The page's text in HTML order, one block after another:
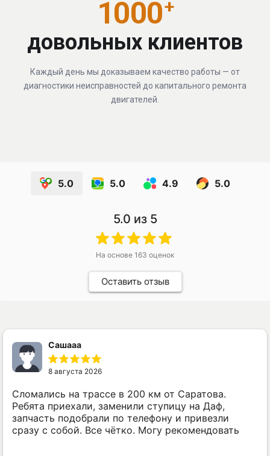
1000+
довольных клиентов
Каждый день мы доказываем качество работы — от
диагностики неисправностей до капитального ремонта
двигателей.
5.0 5.0 4.9 5.0
5.0 из 5
На основе 163 оценок
Оставить отзыв
Сашааа
8 августа 2026
Сломались на трассе в 200 км от Саратова.
Ребята приехали, заменили ступицу на Даф,
запчасть подобрали по телефону и привезли
сразу с собой. Все чётко. Могу рекомендовать